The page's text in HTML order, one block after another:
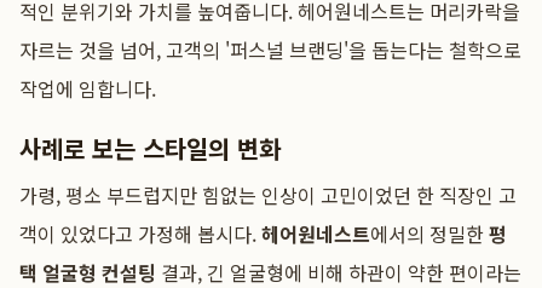
적인 분위기와 가치를 높여줍니다. 헤어원네스트는 머리카락을
자르는 것을 넘어, 고객의 '퍼스널 브랜딩'을 돕는다는 철학으로
작업에 임합니다.
사례로 보는 스타일의 변화
가령, 평소 부드럽지만 힘없는 인상이 고민이었던 한 직장인 고
객이 있었다고 가정해 봅시다.헤어원네스트에서의 정밀한평
택 얼굴형 컨설팅 결과, 긴 얼굴형에 비해 하관이 약한 편이라는